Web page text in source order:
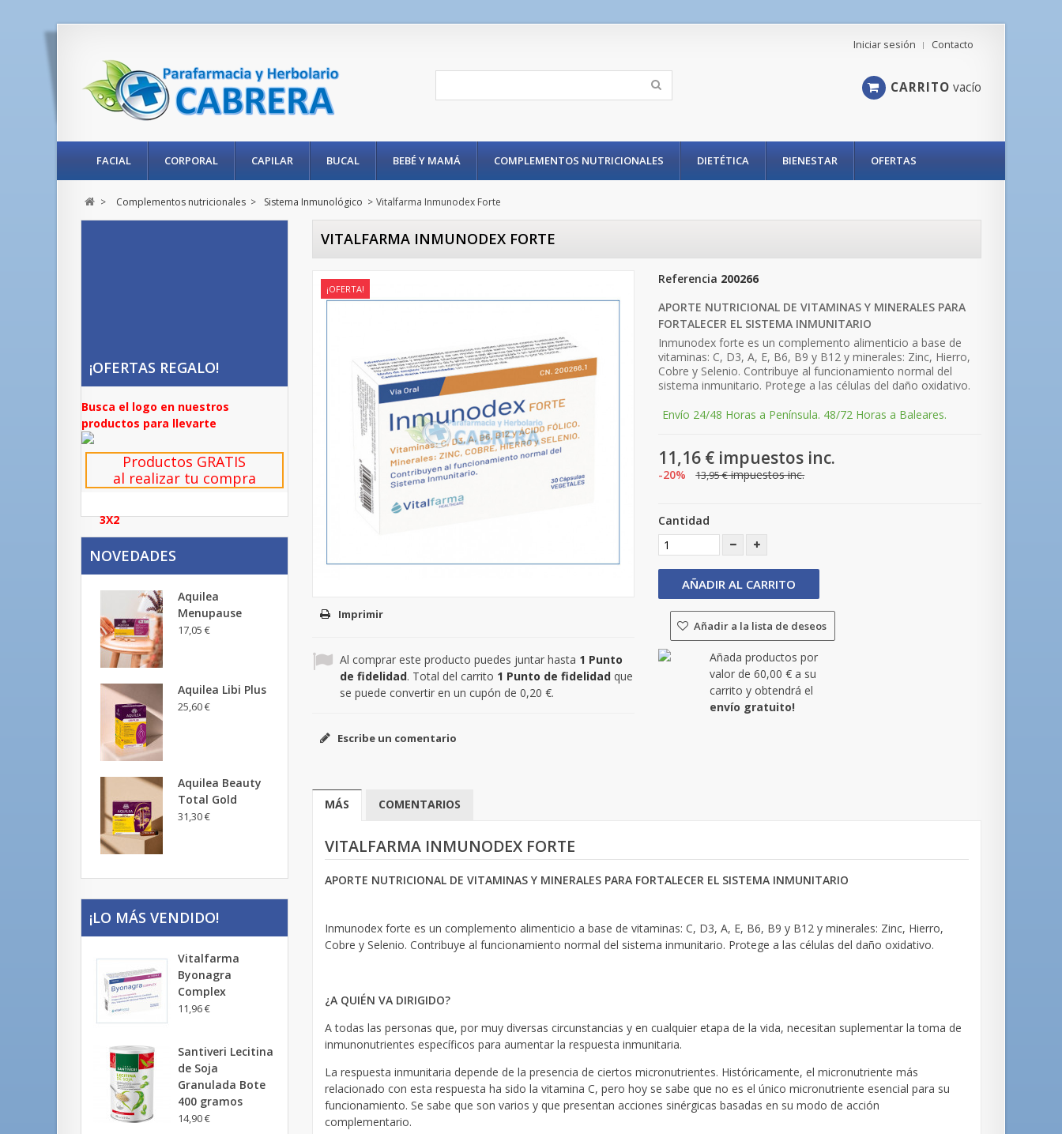
Contacto
Iniciar sesión
CARRITO vacío
FACIAL CORPORAL CAPILAR BUCAL BEBÉ Y MAMÁ COMPLEMENTOS NUTRICIONALES DIETÉTICA BIENESTAR OFERTAS
> Complementos nutricionales > Sistema Inmunológico > Vitalfarma Inmunodex Forte
¡OFERTAS REGALO!
Busca el logo en nuestros
productos para llevarte
Productos GRATIS
al realizar tu compra
3X2
NOVEDADES
Aquilea
Menupause
17,05 €
Aquilea Libi Plus
25,60 €
Aquilea Beauty
Total Gold
31,30 €
¡LO MÁS VENDIDO!
Vitalfarma
Byonagra
Complex
11,96 €
Santiveri Lecitina
de Soja
Granulada Bote
400 gramos
14,90 €
VITALFARMA INMUNODEX FORTE
¡OFERTA!
Imprimir
Al comprar este producto puedes juntar hasta 1 Punto
de fidelidad. Total del carrito 1 Punto de fidelidadque
se puede convertir en un cupón de 0,20 €.
Escribe un comentario
Referencia 200266
APORTE NUTRICIONAL DE VITAMINAS Y MINERALES PARA
FORTALECER EL SISTEMA INMUNITARIO
Inmunodex forte es un complemento alimenticio a base de
vitaminas: C, D3, A, E, B6, B9 y B12 y minerales: Zinc, Hierro,
Cobre y Selenio. Contribuye al funcionamiento normal del
sistema inmunitario. Protege a las células del daño oxidativo.
Envío 24/48 Horas a Península. 48/72 Horas a Baleares.
11,16 € impuestos inc.
-20% 13,95 €impuestos inc.
Cantidad
AÑADIR AL CARRITO
Añadir a la lista de deseos
Añada productos por
valor de60,00 € a su
carrito y obtendrá el
envío gratuito!
MÁS COMENTARIOS
VITALFARMA INMUNODEX FORTE
APORTE NUTRICIONAL DE VITAMINAS Y MINERALES PARA FORTALECER EL SISTEMA INMUNITARIO
Inmunodex forte es un complemento alimenticio a base de vitaminas: C, D3, A, E, B6, B9 y B12 y minerales: Zinc, Hierro,
Cobre y Selenio. Contribuye al funcionamiento normal del sistema inmunitario. Protege a las células del daño oxidativo.
¿A QUIÉN VA DIRIGIDO?
A todas las personas que, por muy diversas circunstancias y en cualquier etapa de la vida, necesitan suplementar la toma de
inmunonutrientes específicos para aumentar la respuesta inmunitaria.
La respuesta inmunitaria depende de la presencia de ciertos micronutrientes. Históricamente, el micronutriente más
relacionado con esta respuesta ha sido la vitamina C, pero hoy se sabe que no es el único micronutriente esencial para su
funcionamiento. Se sabe que son varios y que presentan acciones sinérgicas basadas en su modo de acción
complementario.